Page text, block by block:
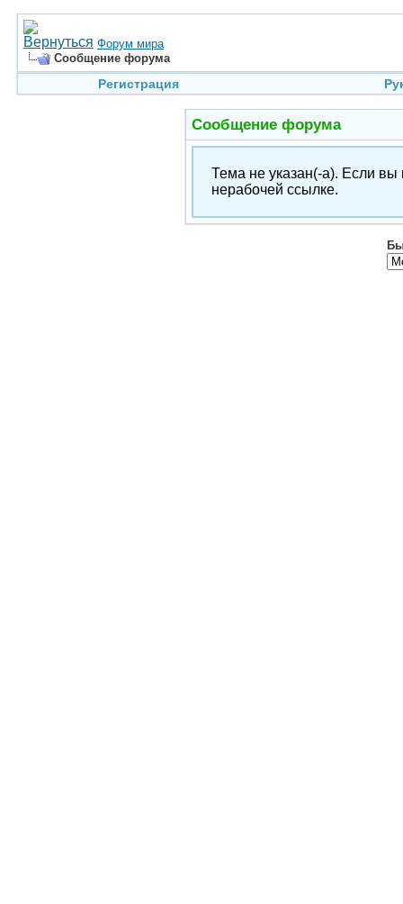
Форум мира
Сообщение форума
Регистрация
Сообщение форума
Тема не указан(-а). Если
нерабочей ссылке.